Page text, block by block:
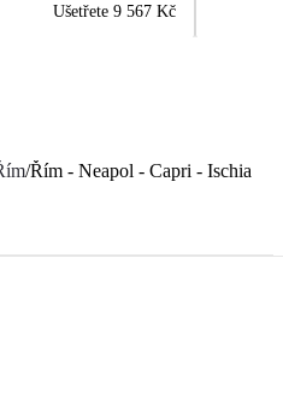
Ušetřete 9 567 Kč
/Řím - Neapol - Capri - Ischia